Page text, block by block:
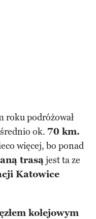
roku podróżował
ok. 70 km.
więcej, bo ponad
trasąjest ta ze
Katowice
kolejowym